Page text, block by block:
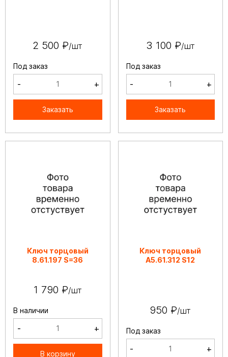
2 500 ₽/шт
Под заказ
- +
Заказать
3 100 ₽/шт
Под заказ
- +
Заказать
Ключ торцовый
8.61.197 S=36
1 790 ₽/шт
В наличии
- +
В корзину
Ключ торцовый
А5.61.312 S12
950 ₽/шт
Под заказ
- +